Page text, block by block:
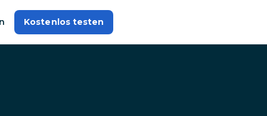
Kostenlos testen